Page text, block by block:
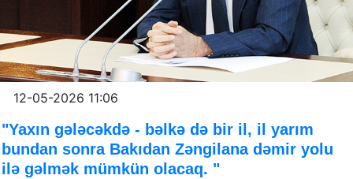
12-05-2026 11:06
"Yaxın gələcəkdə - bəlkə də bir il, il yarım
bundan sonra Bakıdan Zəngilana dəmir yolu
ilə gəlmək mümkün olacaq. "